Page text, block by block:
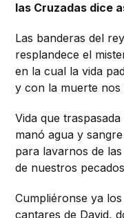
las Cruzadas dice
Las banderas del
resplandece el
en la cual la vida
y con la muerte nos
Vida que
manó agua y sangre
para lavarnos de
de nuestros
Cumpliéronse ya
cantares de David,